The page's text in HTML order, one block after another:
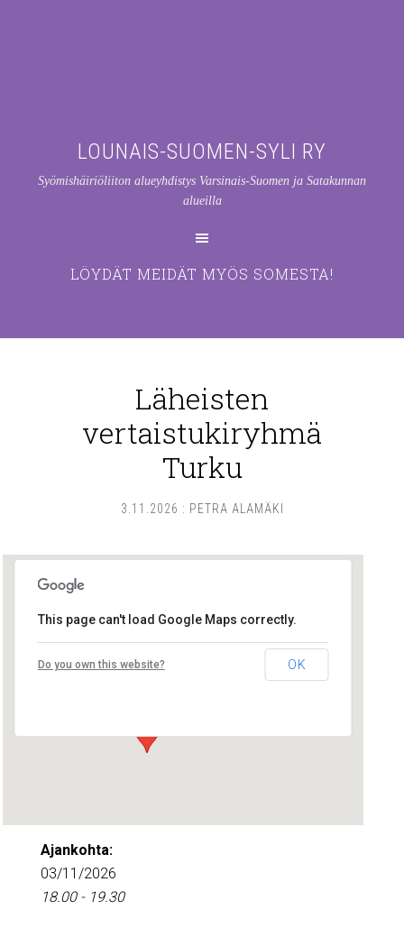
LOUNAIS-SUOMEN-SYLI RY
Syömishäiriöliiton alueyhdistys Varsinais-Suomen ja Satakunnan
alueilla
LÖYDÄT MEIDÄT MYÖS SOMESTA!
Läheisten
vertaistukiryhmä
Turku
3.11.2026 : PETRA ALAMÄKI
Lounais-Suomen – SYLI ry
Maariankatu 8 D 104 - Turku
This page can't load Google Maps correctly.
Do you own this website? OK
Ajankohta:
03/11/2026
18.00 - 19.30